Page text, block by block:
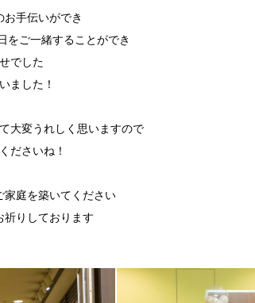
お手伝いができ
をご一緒することができ
でした
ました！
大変うれしく思いますので
ださいね！
庭を築いてください
祈りしております